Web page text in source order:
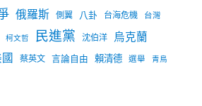
俄羅斯 側翼 八卦 台海危機 台灣
柯文哲 民進黨 沈伯洋 烏克蘭
蔡英文 言論自由 賴清德 選舉 青鳥